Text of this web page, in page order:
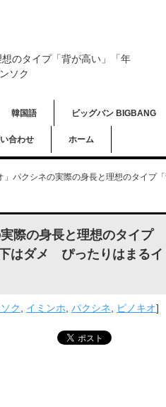
のタイプ「背が高い」「年
ソク
韓国語 ビッグバン BIGBANG
合わせ ホーム
」パクシネの実際の身長と理想のタイ
際の身長と理想のタイプ
はダメ ぴったりはまるイ
ク イミンホ パクシネ ピノキオ]